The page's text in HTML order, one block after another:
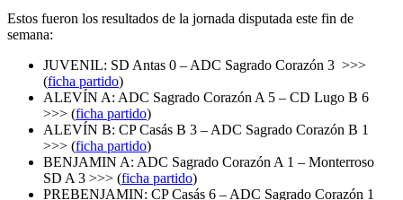
Estos fueron los resultados de la jornada disputada este fin de
semana:
JUVENIL: SD Antas 0 – ADC Sagrado Corazón 3 >>>
(ficha partido)
ALEVÍN A: ADC Sagrado Corazón A 5 – CD Lugo B 6
>>> (ficha partido)
ALEVÍN B: CP Casás B 3 – ADC Sagrado Corazón B 1
>>> (ficha partido)
BENJAMIN A: ADC Sagrado Corazón A 1 – Monterroso
SD A 3 >>> (ficha partido)
PREBENJAMIN: CP Casás 6 – ADC Sagrado Corazón 1